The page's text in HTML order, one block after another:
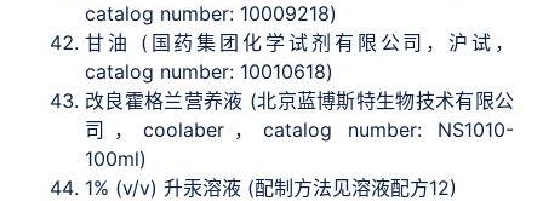
catalog number: 10009218)
甘油 (国药集团化学试剂有限公司，沪试，
catalog number: 10010618)
改良霍格兰营养液 (北京蓝博斯特生物技术有限公
司，coolaber，catalog number: NS1010-
100ml)
1% (v/v) 升汞溶液 (配制方法见溶液配方12)